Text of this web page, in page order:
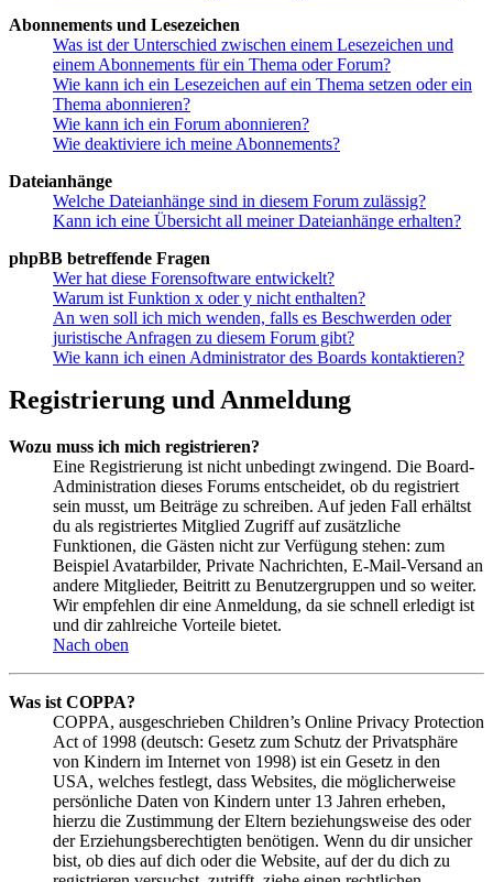
Abonnements und Lesezeichen
Was ist der Unterschied zwischen einem Lesezeichen und
einem Abonnements für ein Thema oder Forum?
Wie kann ich ein Lesezeichen auf ein Thema setzen oder ein
Thema abonnieren?
Wie kann ich ein Forum abonnieren?
Wie deaktiviere ich meine Abonnements?
Dateianhänge
Welche Dateianhänge sind in diesem Forum zulässig?
Kann ich eine Übersicht all meiner Dateianhänge erhalten?
phpBB betreffende Fragen
Wer hat diese Forensoftware entwickelt?
Warum ist Funktion x oder y nicht enthalten?
An wen soll ich mich wenden, falls es Beschwerden oder
juristische Anfragen zu diesem Forum gibt?
Wie kann ich einen Administrator des Boards kontaktieren?
Registrierung und Anmeldung
Wozu muss ich mich registrieren?
Eine Registrierung ist nicht unbedingt zwingend. Die Board-
Administration dieses Forums entscheidet, ob du registriert
sein musst, um Beiträge zu schreiben. Auf jeden Fall erhältst
du als registriertes Mitglied Zugriff auf zusätzliche
Funktionen, die Gästen nicht zur Verfügung stehen: zum
Beispiel Avatarbilder, Private Nachrichten, E-Mail-Versand an
andere Mitglieder, Beitritt zu Benutzergruppen und so weiter.
Wir empfehlen dir eine Anmeldung, da sie schnell erledigt ist
und dir zahlreiche Vorteile bietet.
Nach oben
Was ist COPPA?
COPPA, ausgeschrieben Children’s Online Privacy Protection
Act of 1998 (deutsch: Gesetz zum Schutz der Privatsphäre
von Kindern im Internet von 1998) ist ein Gesetz in den
USA, welches festlegt, dass Websites, die möglicherweise
persönliche Daten von Kindern unter 13 Jahren erheben,
hierzu die Zustimmung der Eltern beziehungsweise des oder
der Erziehungsberechtigten benötigen. Wenn du dir unsicher
bist, ob dies auf dich oder die Website, auf der du dich zu